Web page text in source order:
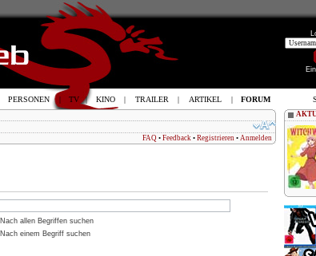
FAQ • Feedback • Registrieren • Anmelden
Nach allen Begriffen suchen
Nach einem Begriff suchen
PERSONEN | TV | KINO | TRAILER | ARTIKEL | FORUM